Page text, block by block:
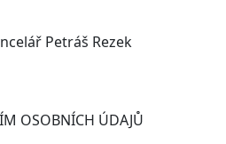
Petráš Rezek
OSOBNÍCH ÚDAJŮ